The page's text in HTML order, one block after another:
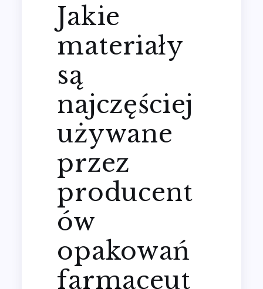
Jakie
materiały
są
najczęściej
używane
przez
producent
ów
opakowań
farmaceut